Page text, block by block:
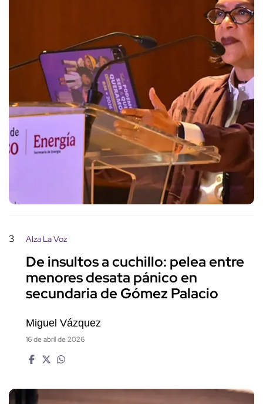
3 Alza La Voz
De insultos a cuchillo: pelea entre
menores desata pánico en
secundaria de Gómez Palacio
Miguel Vázquez
16 de abril de 2026